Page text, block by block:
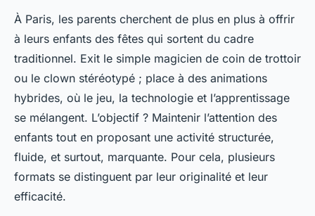
À Paris, les parents cherchent de plus en plus à offrir
à leurs enfants des fêtes qui sortent du cadre
traditionnel. Exit le simple magicien de coin de trottoir
ou le clown stéréotypé ; place à des animations
hybrides, où le jeu, la technologie et l’apprentissage
se mélangent. L’objectif ? Maintenir l’attention des
enfants tout en proposant une activité structurée,
fluide, et surtout, marquante. Pour cela, plusieurs
formats se distinguent par leur originalité et leur
efficacité.